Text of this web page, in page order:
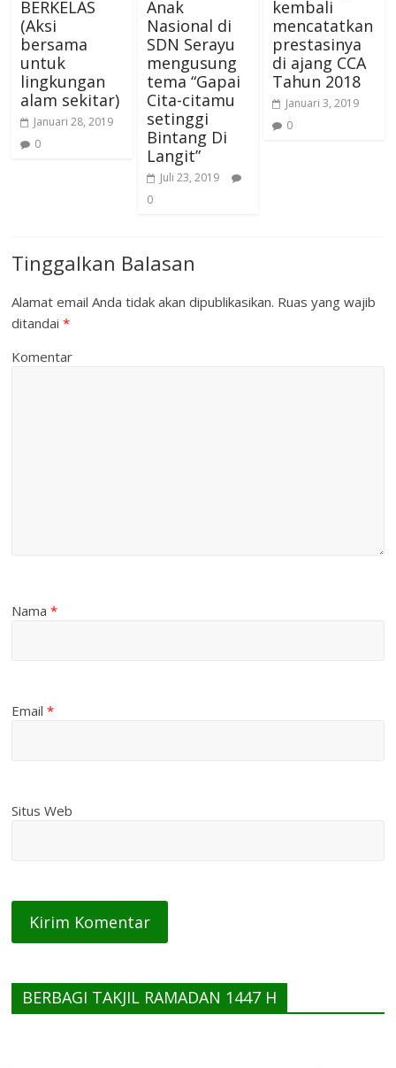
BERKELAS
(Aksi
bersama
untuk
lingkungan
alam sekitar)
Januari 28, 2019
0
Anak
Nasional di
SDN Serayu
mengusung
tema “Gapai
Cita-citamu
setinggi
Bintang Di
Langit”
Juli 23, 2019
0
kembali
mencatatkan
prestasinya
di ajang CCA
Tahun 2018
Januari 3, 2019
0
Tinggalkan Balasan
Alamat email Anda tidak akan dipublikasikan. Ruas yang wajib
ditandai*
Komentar
Nama*
Email*
Situs Web
BERBAGI TAKJIL RAMADAN 1447 H